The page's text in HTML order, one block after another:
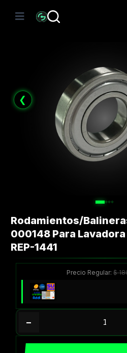
❮
Rodamientos/
000148 Para
REP-1441
Precio Regular:$
−